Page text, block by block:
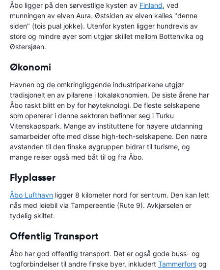
Åbo ligger på den sørvestlige kysten av Finland, ved
munningen av elven Aura. Østsiden av elven kalles "denne
siden" (tois pual jokke). Utenfor kysten ligger hundrevis av
store og mindre øyer som utgjør skillet mellom Bottenvika og
Østersjøen.
Økonomi
Havnen og de omkringliggende industriparkene utgjør
tradisjonelt en av pilarene i lokaløkonomien. De siste årene har
Åbo raskt blitt en by for høyteknologi. De fleste selskapene
som opererer i denne sektoren befinner seg i Turku
Vitenskapspark. Mange av instituttene for høyere utdanning
samarbeider ofte med disse high-tech-selskapene. Den nære
avstanden til den finske øygruppen bidrar til turisme, og
mange reiser også med båt til og fra Åbo.
Flyplasser
Åbo Lufthavn ligger 8 kilometer nord for sentrum. Den kan lett
nås med leiebil via Tampereentie (Rute 9). Avkjørselen er
tydelig skiltet.
Offentlig Transport
Åbo har god offentlig transport. Det er også gode buss- og
togforbindelser til andre finske byer, inkludert Tammerfors og